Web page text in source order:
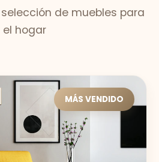
de muebles para
el hogar
MÁS VENDIDO